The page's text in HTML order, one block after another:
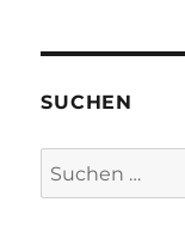
SUCHEN
Suchen
nach: